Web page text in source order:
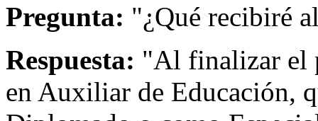
Pregunta: "¿Qué recibiré
Respuesta: "Al finalizar el
en Auxiliar de Educación,